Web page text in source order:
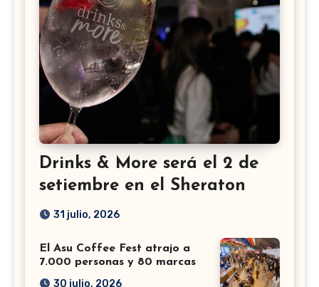
Drinks & More será el 2 de
setiembre en el Sheraton
31 julio, 2026
El Asu Coffee Fest atrajo a
7.000 personas y 80 marcas
30 julio, 2026